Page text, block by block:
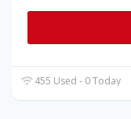
455 Used - 0 Today